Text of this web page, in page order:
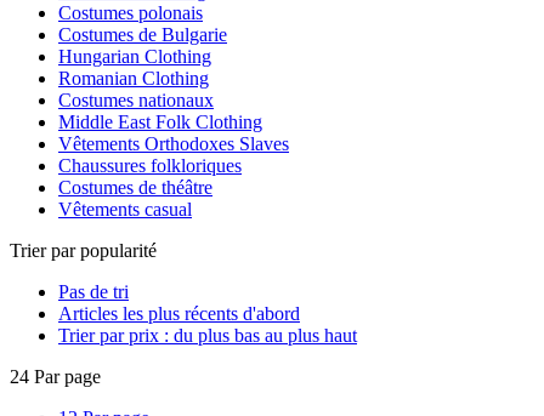
Costumes polonais
Costumes de Bulgarie
Hungarian Clothing
Romanian Clothing
Costumes nationaux
Middle East Folk Clothing
Vêtements Orthodoxes Slaves
Chaussures folkloriques
Costumes de théâtre
Vêtements casual
Trier par popularité
Pas de tri
Articles les plus récents d'abord
Trier par prix : du plus bas au plus haut
24 Par page